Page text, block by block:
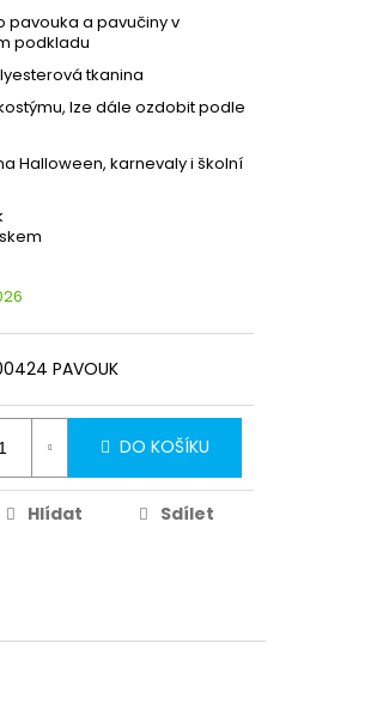
pavouka a pavučiny v
podkladu
tkanina
lze dále ozdobit podle
Halloween, karnevaly i školní
PAVOUK
DO KOŠÍKU
Hlídat Sdílet
- online